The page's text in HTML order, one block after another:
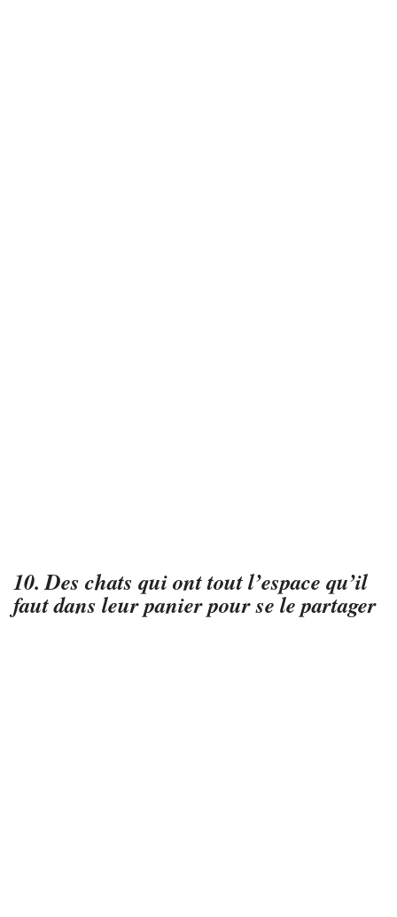
10. Des chats qui ont tout l’espace qu’il
faut dans leur panier pour se le partager